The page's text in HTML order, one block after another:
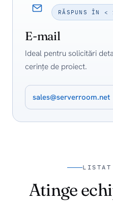
RĂSPUNS ÎN <
E-mail
Ideal pentru solicitări
cerințe de proiect.
sales@serverroom.net
LISTAT
Atinge